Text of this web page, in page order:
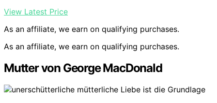
View Latest Price
As an affiliate, we earn on qualifying purchases.
As an affiliate, we earn on qualifying purchases.
Mutter von George MacDonald